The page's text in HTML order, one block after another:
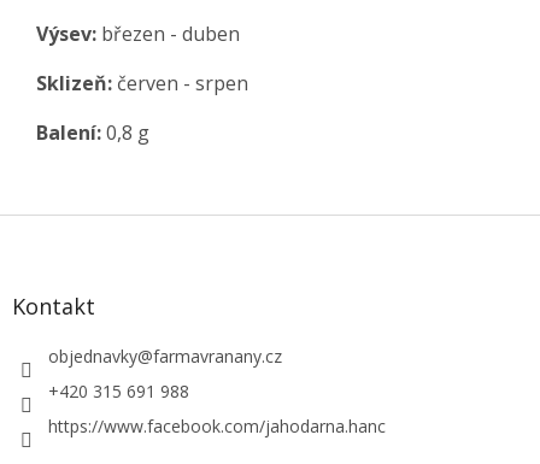
Výsev: březen - duben
Sklizeň: červen - srpen
Balení:0,8 g
Z
Kontakt
objednavky@farmavranany.cz
+420 315 691 988
https://www.facebook.com/jahodarna.hanc